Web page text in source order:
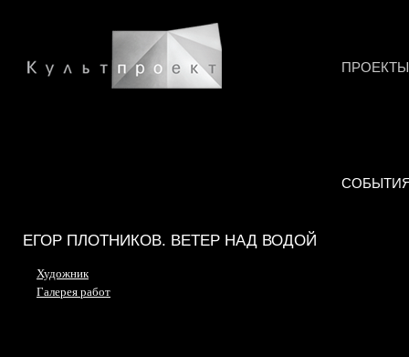
ПРОЕКТЫ
ЕГОР ПЛОТНИКОВ. ВЕТЕР НАД ВОДОЙ
Художник
Галерея работ